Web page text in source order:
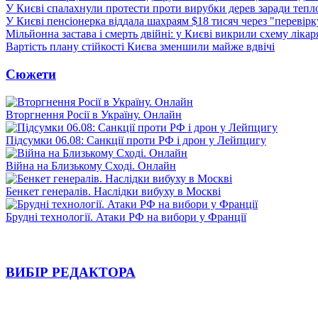
У Києві спалахнули протести проти вирубки дерев заради
У Києві пенсіонерка віддала шахраям $18 тисяч через
Мільйонна застава і смерть двійні: у Києві викрили схему
Вартість плану стійкості Києва зменшили майже вдвічі
Сюжети
Вторгнення Росії в Україну. Онлайн
Підсумки 06.08: Санкції проти РФ і дрон у Лейпцигу
Війна на Близькому Сході. Онлайн
Бенкет генералів. Наслідки вибуху в Москві
Брудні технології. Атаки РФ на вибори у Франції
ВИБІР РЕДАКТОРА